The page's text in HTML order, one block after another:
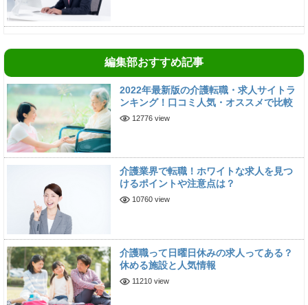
編集部おすすめ記事
2022年最新版の介護転職・求人サイトラ
ンキング！口コミ人気・オススメで比較
12776 view
介護業界で転職！ホワイトな求人を見つ
けるポイントや注意点は？
10760 view
介護職って日曜日休みの求人ってある？
休める施設と人気情報
11210 view